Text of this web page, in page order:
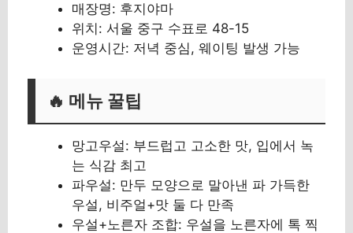
매장명: 후지야마
위치: 서울 중구 수표로 48-15
운영시간: 저녁 중심, 웨이팅 발생 가능
🔥 메뉴 꿀팁
망고우설: 부드럽고 고소한 맛, 입에서 녹
는 식감 최고
파우설: 만두 모양으로 말아낸 파 가득한
우설, 비주얼+맛 둘 다 만족
우설+노른자 조합: 우설을 노른자에 톡 찍